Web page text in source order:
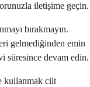
iletişime geçin.
bırakmayın.
gelmediğinden emin
süresince devam edin.
kullanmak cilt